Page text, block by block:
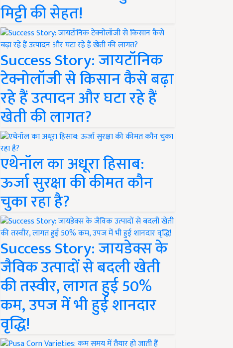
मिट्टी की सेहत!
Success Story: जायटॉनिक
टेक्नोलॉजी से किसान कैसे बढ़ा
रहे हैं उत्पादन और घटा रहे हैं
खेती की लागत?
एथेनॉल का अधूरा हिसाब:
ऊर्जा सुरक्षा की कीमत कौन
चुका रहा है?
Success Story: जायडेक्स के
जैविक उत्पादों से बदली खेती
की तस्वीर, लागत हुई 50%
कम, उपज में भी हुई शानदार
वृद्धि!